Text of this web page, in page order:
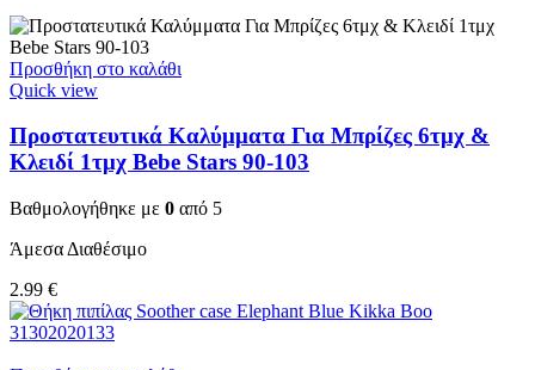
Προσθήκη στο καλάθι
Quick view
Προστατευτικά Καλύμματα Για Μπρίζες 6τμχ &
Κλειδί 1τμχ Bebe Stars 90-103
Βαθμολογήθηκε με 0 από 5
Άμεσα Διαθέσιμο
2.99 €